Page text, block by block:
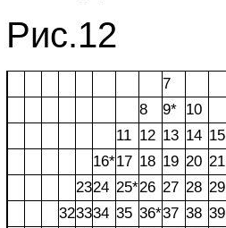
Рис.12
7
8
9* 10
11 12 13 14 15
16*17 18 19 20 21
2324 25*26 27 28 29
323334 35 36*37 38 39